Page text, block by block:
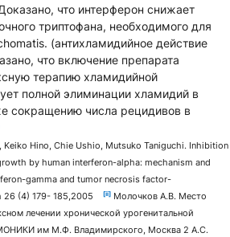
что интерферон снижает
триптофана, необходимого для
(антихламидийное действие
что включение препарата
терапию хламидийной
полной элиминации хламидий в
сокращению числа рецидивов в
Keiko Hino, Chie Ushio, Mutsuko Taniguchi. Inhibition
by human interferon-alpha: mechanism and
gamma and tumor necrosis factor-
26 (4) 179- 185,2005
[ii] Молочков А.В. Место
лечении хронической урогенитальной
им М.Ф. Владимирского, Москва 2 A.C.